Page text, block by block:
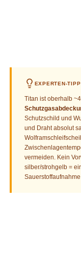
EXPERTEN-TIPP
Titan ist oberhalb
Schutzschild und
und Draht absolut
vermeiden. Kein
silber/strohgelb =